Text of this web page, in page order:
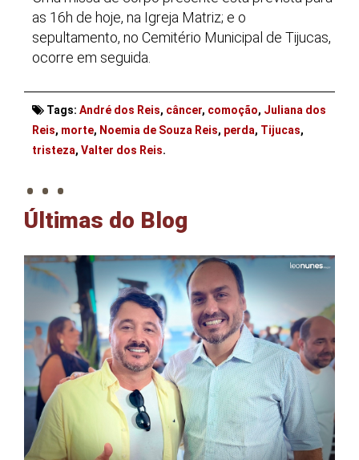
as 16h de hoje, na Igreja Matriz; e o
sepultamento, no Cemitério Municipal de Tijucas,
ocorre em seguida.
Tags: André dos Reis, câncer, comoção, Juliana dos
Reis, morte, Noemia de Souza Reis, perda, Tijucas,
tristeza, Valter dos Reis.
. . .
Últimas do Blog